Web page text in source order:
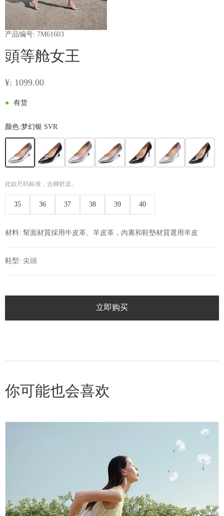
产品编号: 7M61603
頭等舱女王
¥: 1099.00
● 有货
颜色:梦幻银 SVR
此款尺码标准，合脚舒适。
35 36 37 38 39 40
材料: 幫面材質採用牛皮革、羊皮革，內裏和鞋墊材質選用羊皮
鞋型: 尖頭
立即购买
你可能也会喜欢